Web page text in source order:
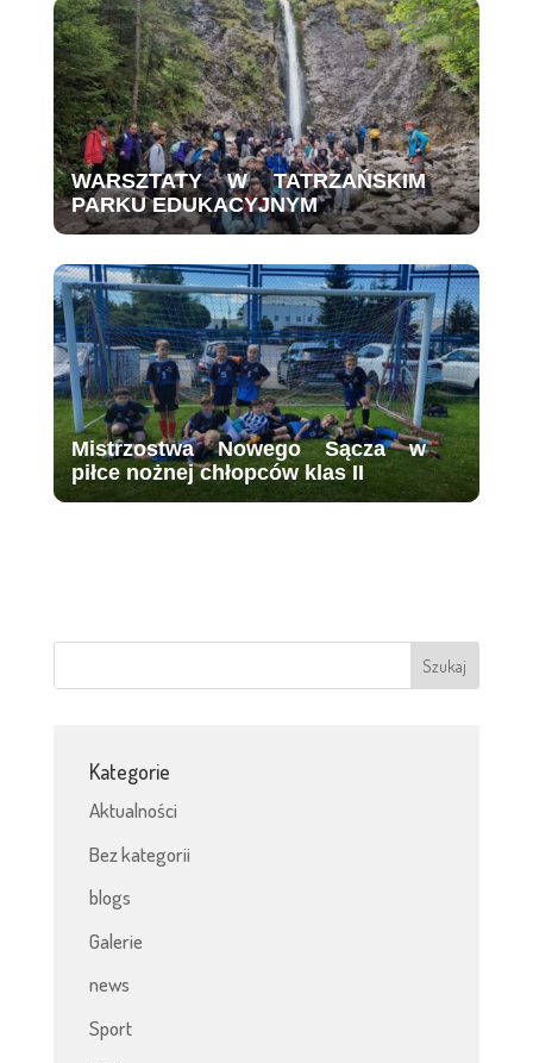
WARSZTATY W TATRZAŃSKIM
PARKU EDUKACYJNYM
Mistrzostwa Nowego Sącza w
piłce nożnej chłopców klas II
Kategorie
Aktualności
Bez kategorii
blogs
Galerie
news
Sport